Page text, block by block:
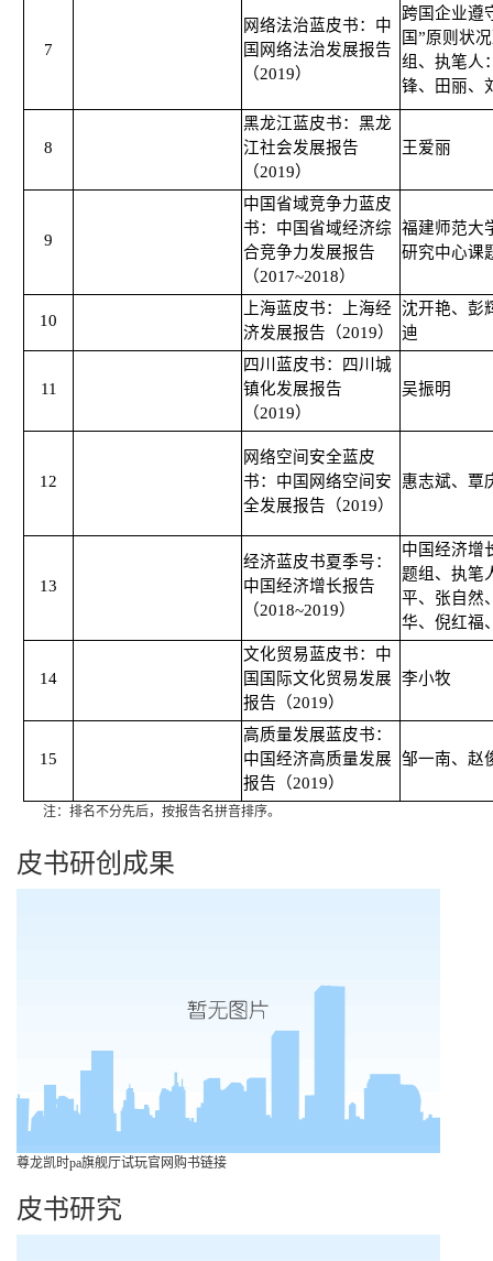
7
网络法治蓝皮书：中
国网络法治发展报告
（2019）
跨国企业遵
国”原则状
组、执笔人
锋、田丽、
8
黑龙江蓝皮书：黑龙
江社会发展报告
（2019）
王爱丽
9
中国省域竞争力蓝皮
书：中国省域经济综
合竞争力发展报告
（2017~2018）
福建师范大
研究中心课
10
上海蓝皮书：上海经
济发展报告（2019）
沈开艳、彭
迪
11
四川蓝皮书：四川城
镇化发展报告
（2019）
吴振明
12
网络空间安全蓝皮
书：中国网络空间安
全发展报告（2019）
惠志斌、覃
13
经济蓝皮书夏季号：
中国经济增长报告
（2018~2019）
中国经济增
题组、执笔
平、张自然
华、倪红福
14
文化贸易蓝皮书：中
国国际文化贸易发展
报告（2019）
李小牧
15
高质量发展蓝皮书：
中国经济高质量发展
报告（2019）
邹一南、赵
注：排名不分先后，按报告名拼音排序。
皮书研创成果
尊龙凯时pa旗舰厅试玩官网购书链接
皮书研究